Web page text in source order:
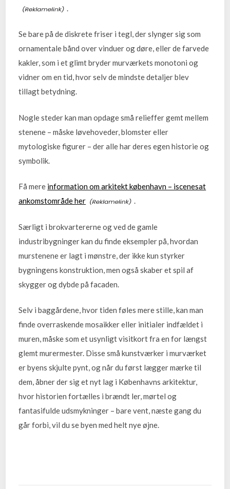
Se bare på de diskrete friser i tegl, der slynger sig som
ornamentale bånd over vinduer og døre, eller de farvede
kakler, som i et glimt bryder murværkets monotoni og
vidner om en tid, hvor selv de mindste detaljer blev
tillagt betydning.
Nogle steder kan man opdage små relieffer gemt mellem
stenene – måske løvehoveder, blomster eller
mytologiske figurer – der alle har deres egen historie og
symbolik.
Få mere information om arkitekt københavn – iscenesat
ankomstområde her
.
Særligt i brokvartererne og ved de gamle
industribygninger kan du finde eksempler på, hvordan
murstenene er lagt i mønstre, der ikke kun styrker
bygningens konstruktion, men også skaber et spil af
skygger og dybde på facaden.
Selv i baggårdene, hvor tiden føles mere stille, kan man
finde overraskende mosaikker eller initialer indfældet i
muren, måske som et usynligt visitkort fra en for længst
glemt murermester. Disse små kunstværker i murværket
er byens skjulte pynt, og når du først lægger mærke til
dem, åbner der sig et nyt lag i Københavns arkitektur,
hvor historien fortælles i brændt ler, mørtel og
fantasifulde udsmykninger – bare vent, næste gang du
går forbi, vil du se byen med helt nye øjne.